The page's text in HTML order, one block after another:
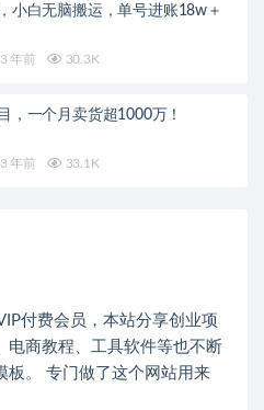
小白无脑搬运，单号进账18w＋
3 年前 30.3K
，一个月卖货超1000万！
3 年前 33.1K
付费会员，本站分享创业项
电商教程、工具软件等也不断
板。 专门做了这个网站用来